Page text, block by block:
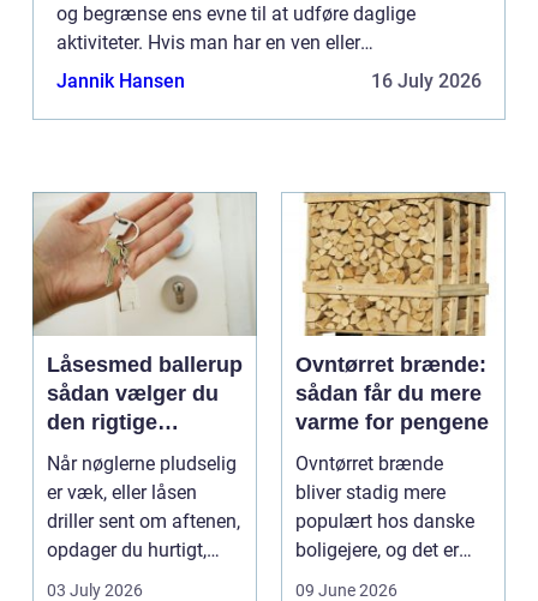
og begrænse ens evne til at udføre daglige
aktiviteter. Hvis man har en ven eller
familiemedlem, der lider af disse smerter, kan
Jannik Hansen 16 July 2026
Låsesmed ballerup
sådan vælger du
den rigtige
låsepartner
Når nøglerne pludselig
er væk, eller låsen
driller sent om aftenen,
opdager du hurtigt,
hvor vigtig ...
03 July 2026
Ovntørret brænde:
sådan får du mere
varme for pengene
Ovntørret brænde
bliver stadig mere
populært hos danske
boligejere, og det er
ikke uden grund. Når
09 June 2026